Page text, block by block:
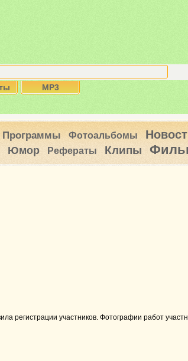
MP3
Программы Фотоальбомы
Юмор Рефераты Клипы
регистрации участников. Фотографии работ